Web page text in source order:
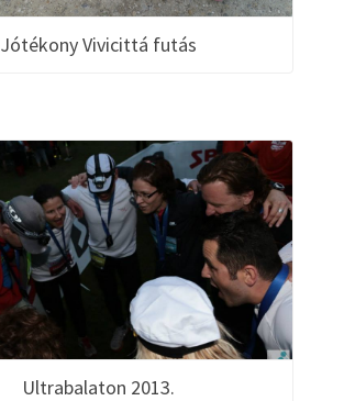
Jótékony Vivicittá futás
Ultrabalaton 2013.